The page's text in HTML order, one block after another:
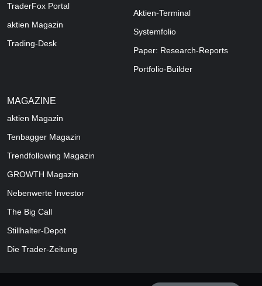
TraderFox Portal
aktien Magazin
Trading-Desk
Aktien-Terminal
Systemfolio
Paper: Research-Reports
Portfolio-Builder
MAGAZINE
aktien Magazin
Tenbagger Magazin
Trendfollowing Magazin
GROWTH Magazin
Nebenwerte Investor
The Big Call
Stillhalter-Depot
Die Trader-Zeitung